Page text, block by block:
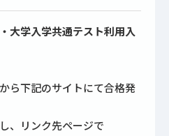
大学入学共通テスト利用入
ら下記のサイトにて合格発
、リンク先ページで